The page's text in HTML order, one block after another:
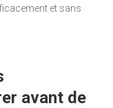
et sans
avant de